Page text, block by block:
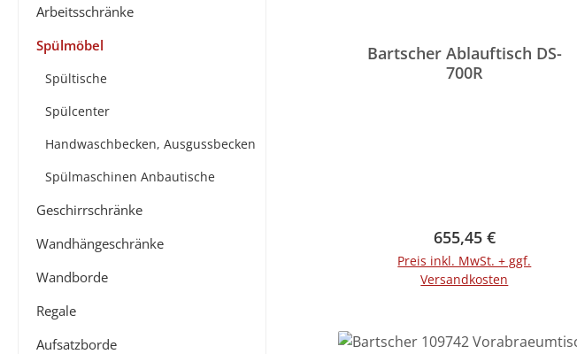
Arbeitsschränke
Spülmöbel
Spültische
Spülcenter
Handwaschbecken, Ausgussbecken
Spülmaschinen Anbautische
Geschirrschränke
Wandhängeschränke
Wandborde
Regale
Aufsatzborde
Bartscher Ablauftisch DS-
700R
Regulärer Preis:
655,45 €
Preis inkl. MwSt. + ggf.
Versandkosten